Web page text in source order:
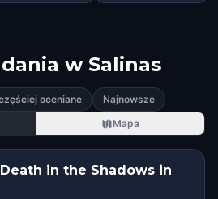
w Salinas
oceniane
Najnowsze
Mapa
in the Shadows in